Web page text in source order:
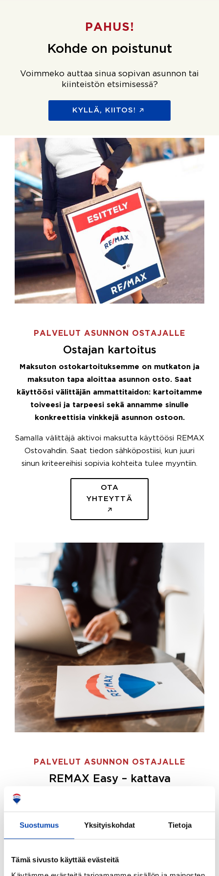
Suostumus Yksityiskohdat Tietoja
Tämä sivusto käyttää evästeitä
PAHUS!
Kohde on poistunut
Voimmeko auttaa sinua sopivan asunnon tai
kiinteistön etsimisessä?
KYLLÄ, KIITOS!
PALVELUT ASUNNON OSTAJALLE
Ostajan kartoitus
Maksuton ostokartoituksemme on mutkaton ja
maksuton tapa aloittaa asunnon osto. Saat
käyttöösi välittäjän ammattitaidon: kartoitamme
toiveesi ja tarpeesi sekä annamme sinulle
konkreettisia vinkkejä asunnon ostoon.
Samalla välittäjä aktivoi maksutta käyttöösi REMAX
Ostovahdin. Saat tiedon sähköpostiisi, kun juuri
sinun kriteereihisi sopivia kohteita tulee myyntiin.
OTA
YHTEYTTÄ
PALVELUT ASUNNON OSTAJALLE
REMAX Easy – kattava
ostajille.
Tee ostotoimeksianto ja etsimme juuri